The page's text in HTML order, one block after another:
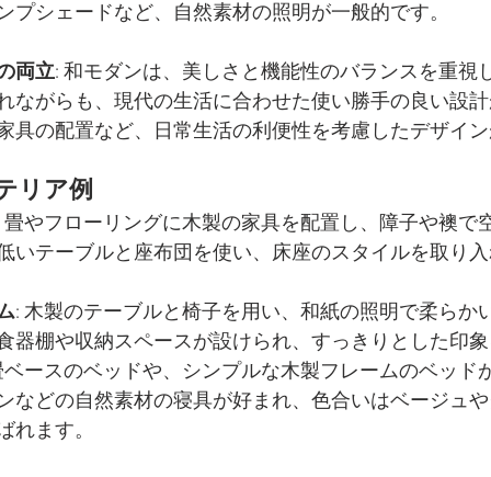
プシェードなど、自然素材の照明が一般的です。
両立: 和モダンは、美しさと機能性のバランスを重視
ながらも、現代の生活に合わせた使い勝手の良い設計
具の配置など、日常生活の利便性を考慮したデザイン
リア例
畳やフローリングに木製の家具を配置し、障子や襖で
いテーブルと座布団を使い、床座のスタイルを取り
: 木製のテーブルと椅子を用い、和紙の照明で柔らか
器棚や収納スペースが設けられ、すっきりとした印象
ベースのベッドや、シンプルな木製フレームのベッド
などの自然素材の寝具が好まれ、色合いはベージュ
れます。